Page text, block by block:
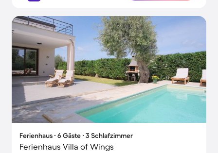
Ferienhaus ∙ 6 Gäste ∙ 3 Schlafzimmer
Ferienhaus Villa of Wings